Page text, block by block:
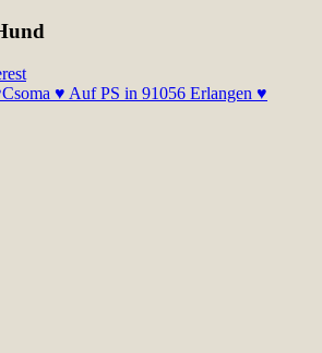
Csoma ♥ Auf PS in 91056 Erlangen ♥